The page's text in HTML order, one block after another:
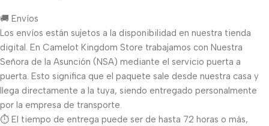
🚚 Envíos
Los envíos están sujetos a la disponibilidad en nuestra tienda
digital. En Camelot Kingdom Store trabajamos con Nuestra
Señora de la Asunción (NSA) mediante el servicio puerta a
puerta. Esto significa que el paquete sale desde nuestra casa y
llega directamente a la tuya, siendo entregado personalmente
por la empresa de transporte.
⏱️ El tiempo de entrega puede ser de hasta 72 horas o más,